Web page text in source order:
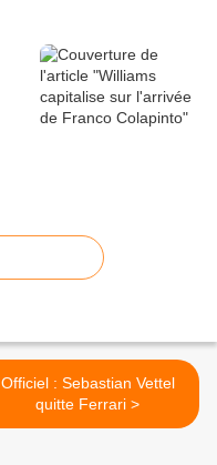
Officiel : Sebastian Vettel
quitte Ferrari >